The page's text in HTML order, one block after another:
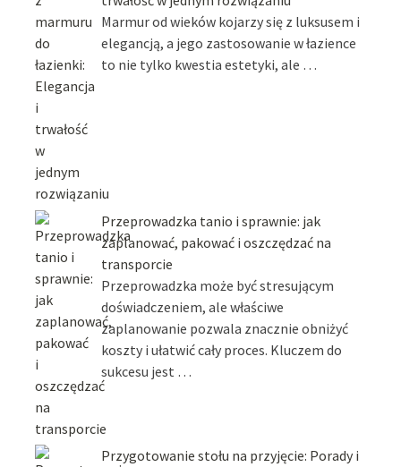
Marmur od wieków kojarzy się z luksusem i
elegancją, a jego zastosowanie w łazience
to nie tylko kwestia estetyki, ale …
Przeprowadzka tanio i sprawnie: jak
zaplanować, pakować i oszczędzać na
transporcie
Przeprowadzka może być stresującym
doświadczeniem, ale właściwe
zaplanowanie pozwala znacznie obniżyć
koszty i ułatwić cały proces. Kluczem do
sukcesu jest …
Przygotowanie stołu na przyjęcie: Porady i